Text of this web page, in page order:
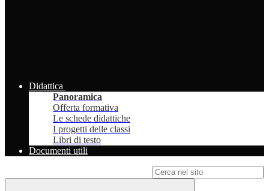
Didattica
Panoramica
Offerta formativa
Le schede didattiche
I progetti delle classi
Libri di testo
Documenti utili